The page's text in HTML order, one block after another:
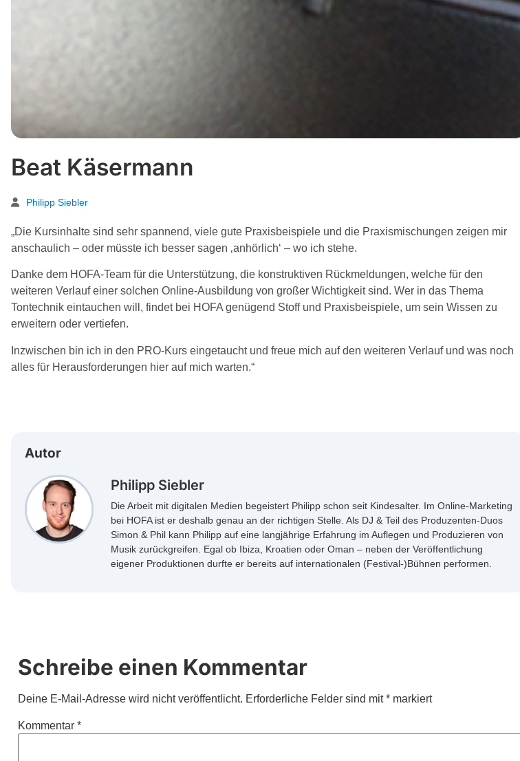
Beat Käsermann
Philipp Siebler
„Die Kursinhalte sind sehr spannend, viele gute Praxisbeispiele und die Praxismischungen zeigen mir
anschaulich – oder müsste ich besser sagen ‚anhörlich‘ – wo ich stehe.
Danke dem HOFA-Team für die Unterstützung, die konstruktiven Rückmeldungen, welche für den
weiteren Verlauf einer solchen Online-Ausbildung von großer Wichtigkeit sind. Wer in das Thema
Tontechnik eintauchen will, findet bei HOFA genügend Stoff und Praxisbeispiele, um sein Wissen zu
erweitern oder vertiefen.
Inzwischen bin ich in den PRO-Kurs eingetaucht und freue mich auf den weiteren Verlauf und was noch
alles für Herausforderungen hier auf mich warten.“
Autor
Philipp Siebler
Die Arbeit mit digitalen Medien begeistert Philipp schon seit Kindesalter. Im Online-Marketing
bei HOFA ist er deshalb genau an der richtigen Stelle. Als DJ & Teil des Produzenten-Duos
Simon & Phil kann Philipp auf eine langjährige Erfahrung im Auflegen und Produzieren von
Musik zurückgreifen. Egal ob Ibiza, Kroatien oder Oman – neben der Veröffentlichung
eigener Produktionen durfte er bereits auf internationalen (Festival-)Bühnen performen.
Schreibe einen Kommentar
Deine E-Mail-Adresse wird nicht veröffentlicht. Erforderliche Felder sind mit* markiert
Kommentar *